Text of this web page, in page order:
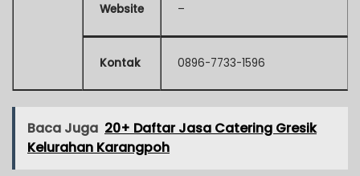
Website –
Kontak 0896-7733-1596
Baca Juga 20+ Daftar Jasa Catering Gresik
Kelurahan Karangpoh